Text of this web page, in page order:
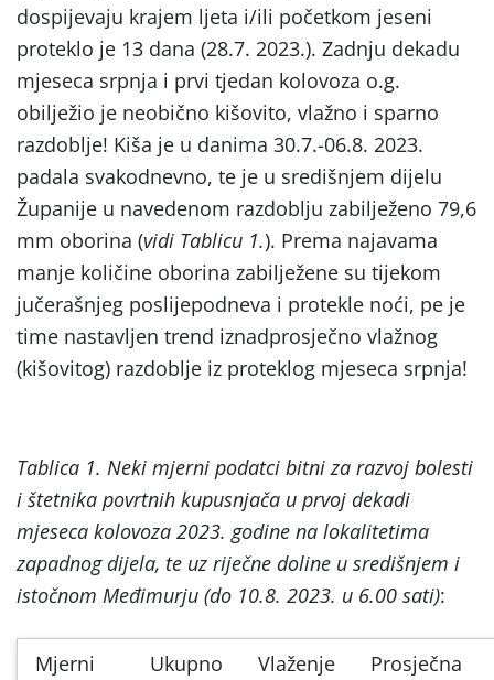
dospijevaju krajem ljeta i/ili početkom jeseni
proteklo je 13 dana (28.7. 2023.). Zadnju dekadu
mjeseca srpnja i prvi tjedan kolovoza o.g.
obilježio je neobično kišovito, vlažno i sparno
razdoblje! Kiša je u danima 30.7.-06.8. 2023.
padala svakodnevno, te je u središnjem dijelu
Županije u navedenom razdoblju zabilježeno 79,6
mm oborina (vidi Tablicu 1.). Prema najavama
manje količine oborina zabilježene su tijekom
jučerašnjeg poslijepodneva i protekle noći, pe je
time nastavljen trend iznadprosječno vlažnog
(kišovitog) razdoblje iz proteklog mjeseca srpnja!
Tablica 1. Neki mjerni podatci bitni za razvoj bolesti
i štetnika povrtnih kupusnjača u prvoj dekadi
mjeseca kolovoza 2023. godine na lokalitetima
zapadnog dijela, te uz riječne doline u središnjem i
istočnom Međimurju (do 10.8. 2023. u 6.00 sati):
Mjerni
Ukupno
Vlaženje
Prosječna